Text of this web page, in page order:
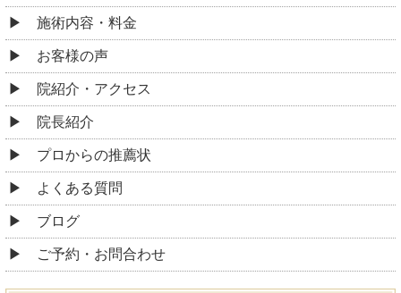
施術内容・料金
お客様の声
院紹介・アクセス
院長紹介
プロからの推薦状
よくある質問
ブログ
ご予約・お問合わせ